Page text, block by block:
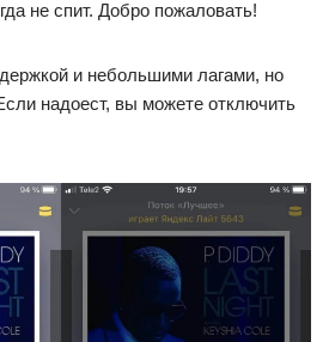
не спит. Добро пожаловать!
и небольшими лагами, но
надоест, вы можете отключить